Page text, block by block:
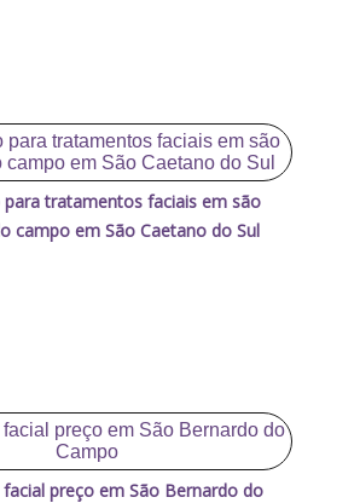
tratamentos faciais em são
campo em São Caetano do Sul
preço em São Bernardo do